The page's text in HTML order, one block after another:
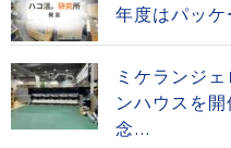
年度はパッ
ミケランジ
ンハウスを
念...